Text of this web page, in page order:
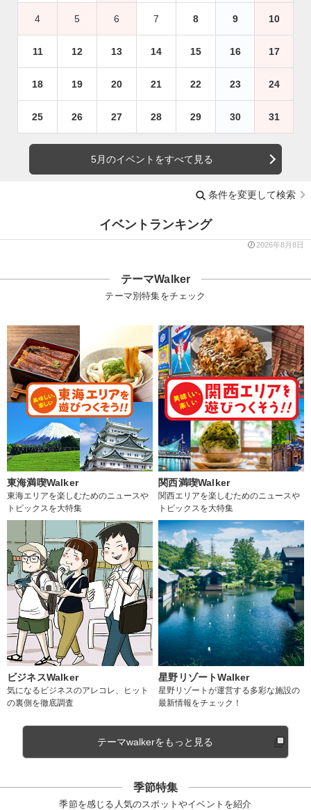
4 5 6 7 8 9 10
11 12 13 14 15 16 17
18 19 20 21 22 23 24
25 26 27 28 29 30 31
5月のイベントをすべて見る
条件を変更して検索
イベントランキング
2026年8月8日
テーマWalker
テーマ別特集をチェック
東海満喫Walker
東海エリアを楽しむためのニュースや
トピックスを大特集
関西満喫Walker
関西エリアを楽しむためのニュースや
トピックスを大特集
ビジネスWalker
気になるビジネスのアレコレ、ヒット
の裏側を徹底調査
星野リゾートWalker
星野リゾートが運営する多彩な施設の
最新情報をチェック！
テーマwalkerをもっと見る
季節特集
季節を感じる人気のスポットやイベントを紹介